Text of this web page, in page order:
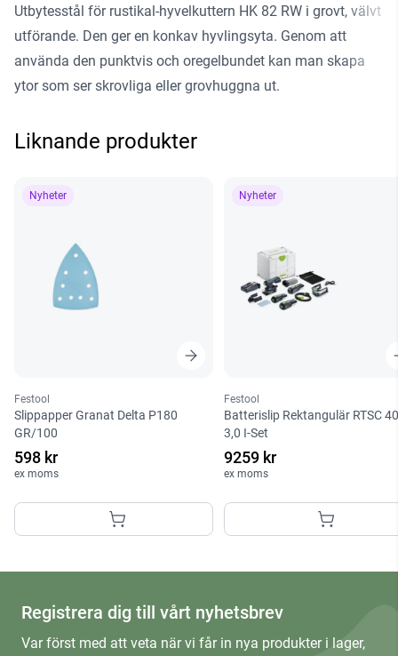
Utbytesstål för rustikal-hyvelkuttern HK 82 RW i grovt, välvt
utförande. Den ger en konkav hyvlingsyta. Genom att
använda den punktvis och oregelbundet kan man skapa
ytor som ser skrovliga eller grovhuggna ut.
Liknande produkter
Nyheter
Festool
Slippapper Granat Delta P180
GR/100
598 kr
ex moms
Nyheter
Festool
Batterislip Rektangulär RTSC
3,0 I-Set
9259 kr
ex moms
Registrera dig till vårt nyhetsbrev
Var först med att veta när vi får in nya produkter i lager,